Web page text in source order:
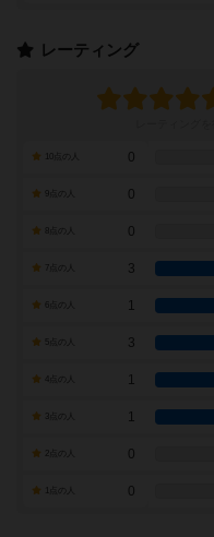
レーティング
0
0
0
7点の人 3
1
3
1
1
0
0